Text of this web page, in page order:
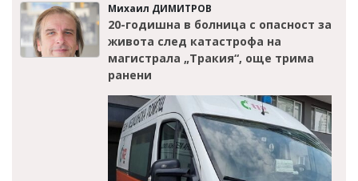
Михаил ДИМИТРОВ
20-годишна в болница с опасност за
живота след катастрофа на
магистрала „Тракия“, още трима
ранени